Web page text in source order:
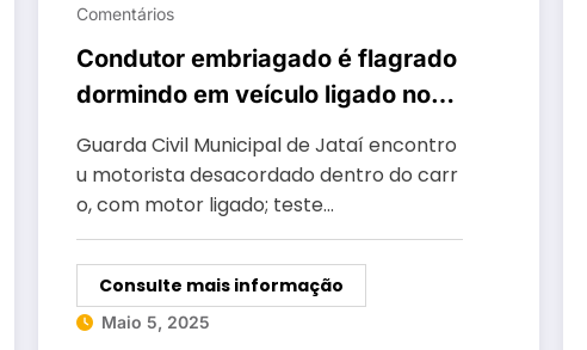
Comentários
Condutor embriagado é flagrado
dormindo em veículo ligado no
meio da rua em Jataí
Guarda Civil Municipal de Jataí encontro
u motorista desacordado dentro do carr
o, com motor ligado; teste…
Consulte mais informação
Maio 5, 2025